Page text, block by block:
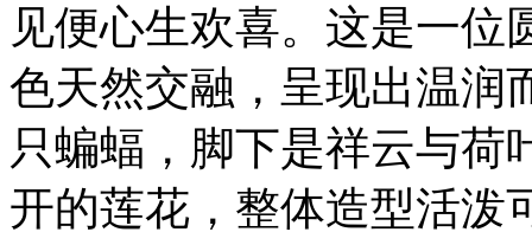
见便心生欢喜。这是一位
色天然交融，呈现出温润
只蝙蝠，脚下是祥云与荷
开的莲花，整体造型活泼